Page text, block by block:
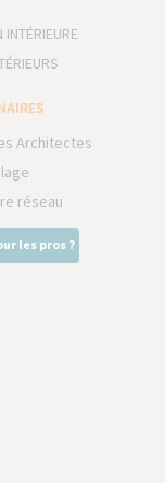
INTÉRIEURE
Architectes
réseau
les pros ?